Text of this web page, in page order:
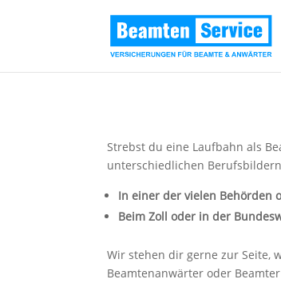
Strebst du eine Laufbahn als
unterschiedlichen
In einer der vielen Behörden
Beim Zoll oder in der
Wir stehen dir gerne zur Seite,
Beamtenanwärter oder